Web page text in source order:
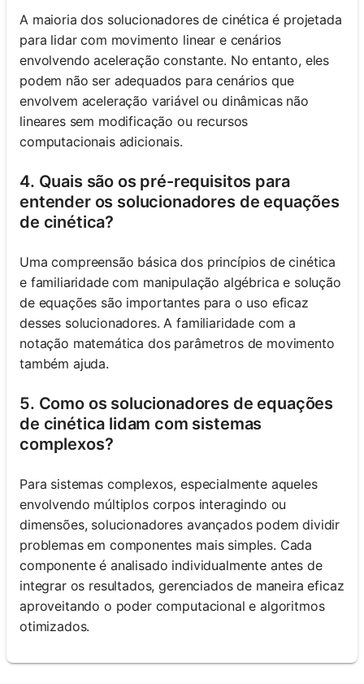
A maioria dos solucionadores de cinética é projetada
para lidar com movimento linear e cenários
envolvendo aceleração constante. No entanto, eles
podem não ser adequados para cenários que
envolvem aceleração variável ou dinâmicas não
lineares sem modificação ou recursos
computacionais adicionais.
4. Quais são os pré-requisitos para
entender os solucionadores de equações
de cinética?
Uma compreensão básica dos princípios de cinética
e familiaridade com manipulação algébrica e solução
de equações são importantes para o uso eficaz
desses solucionadores. A familiaridade com a
notação matemática dos parâmetros de movimento
também ajuda.
5. Como os solucionadores de equações
de cinética lidam com sistemas
complexos?
Para sistemas complexos, especialmente aqueles
envolvendo múltiplos corpos interagindo ou
dimensões, solucionadores avançados podem dividir
problemas em componentes mais simples. Cada
componente é analisado individualmente antes de
integrar os resultados, gerenciados de maneira eficaz
aproveitando o poder computacional e algoritmos
otimizados.